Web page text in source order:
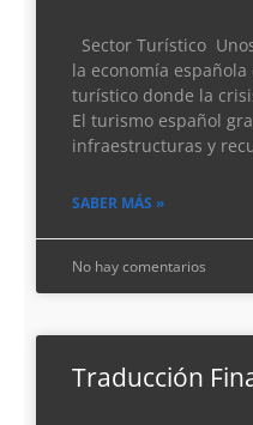
Sector Turístico
la economía española
turístico donde la
El turismo español
infraestructuras y
SABER MÁS »
No hay comentarios
Traducción